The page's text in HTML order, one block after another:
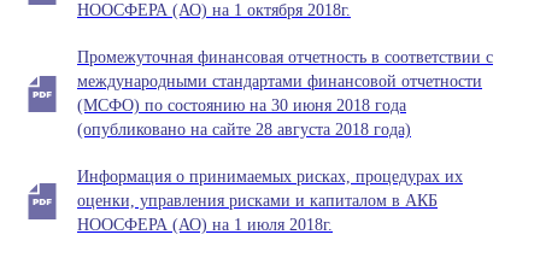
НООСФЕРА (АО) на 1 октября 2018г.
Промежуточная финансовая отчетность в соответствии с
международными стандартами финансовой отчетности
(МСФО) по состоянию на 30 июня 2018 года
(опубликовано на сайте 28 августа 2018 года)
Информация о принимаемых рисках, процедурах их
оценки, управления рисками и капиталом в АКБ
НООСФЕРА (АО) на 1 июля 2018г.